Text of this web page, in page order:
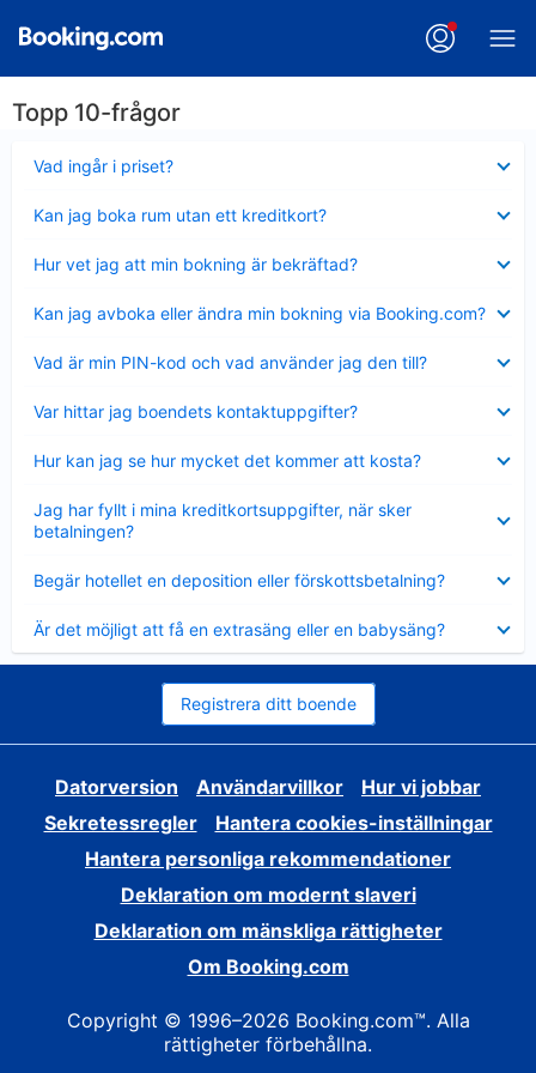
Topp 10-frågor
Vad ingår i priset?
mindre
Kan jag boka rum utan ett kreditkort?
mindre
Hur vet jag att min bokning är bekräftad?
mindre
Kan jag avboka eller ändra min bokning via Booking.com?
mindre
Vad är min PIN-kod och vad använder jag den till?
mindre
Var hittar jag boendets kontaktuppgifter?
mindre
Hur kan jag se hur mycket det kommer att kosta?
mindre
Jag har fyllt i mina kreditkortsuppgifter, när sker
betalningen?
mindre
Begär hotellet en deposition eller förskottsbetalning?
mindre
Är det möjligt att få en extrasäng eller en babysäng?
mindre
Registrera ditt boende
Datorversion Användarvillkor
Hur vi jobbar
Sekretessregler
Hantera cookies-inställningar
Hantera personliga rekommendationer
Deklaration om modernt slaveri
Deklaration om mänskliga rättigheter
Om Booking.com
Copyright © 1996–2026 Booking.com™. Alla
rättigheter förbehållna.